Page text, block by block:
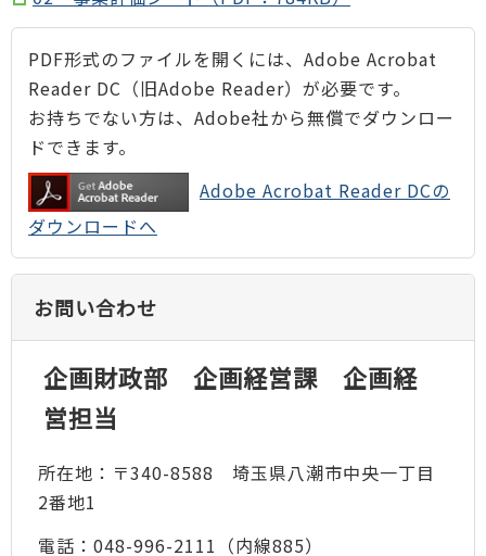
PDF形式のファイルを開くには、Adobe Acrobat
Reader DC（旧Adobe Reader）が必要です。
お持ちでない方は、Adobe社から無償でダウンロー
ドできます。
Adobe Acrobat Reader DCの
ダウンロードへ
お問い合わせ
企画財政部 企画経営課 企画経
営担当
所在地：〒340-8588 埼玉県八潮市中央一丁目
2番地1
電話：048-996-2111（内線885）